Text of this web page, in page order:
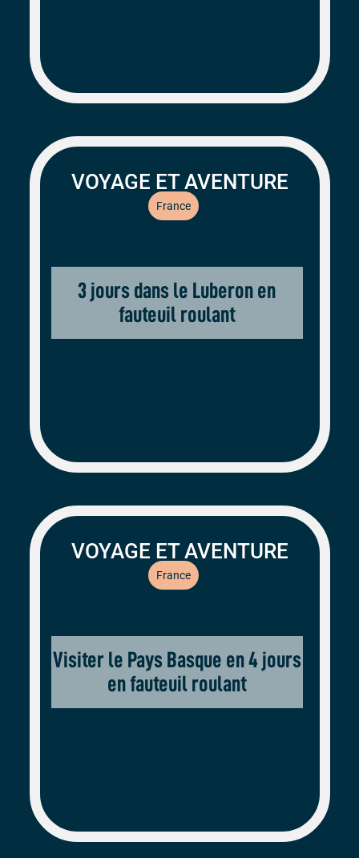
VOYAGE ET AVENTURE
3 jours dans le Luberon en
fauteuil roulant
France
VOYAGE ET AVENTURE
Visiter le Pays Basque en 4 jours
en fauteuil roulant
France